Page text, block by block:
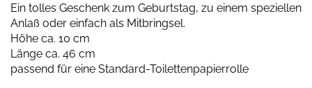
Ein tolles Geschenk zum Geburtstag, zu einem speziellen
Anlaß oder einfach als Mitbringsel.
Höhe ca. 10 cm
Länge ca. 46 cm
passend für eine Standard-Toilettenpapierrolle